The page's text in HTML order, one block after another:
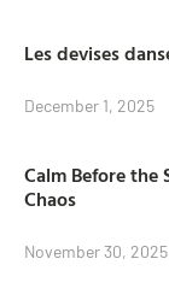
Les devises
December 1, 2025
Calm Before the
Chaos
November 30, 2025